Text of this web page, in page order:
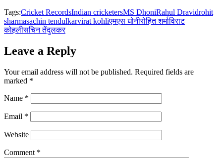
Tags:Cricket RecordsIndian cricketersMS DhoniRahul Dravidrohit
sharmasachin tendulkarvirat kohliएमएस धोनीरोहित शर्माविराट
कोहलीसचिन तेंदुलकर
Leave a Reply
Your email address will not be published. Required fields are
marked *
Name *
Email *
Website
Comment *